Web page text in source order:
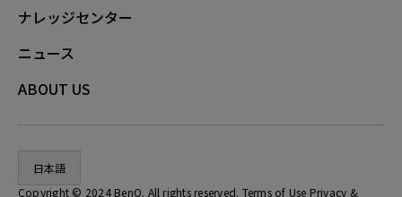
ナレッジセンター
ニュース
ABOUT US
日本語
Copyright © 2024 BenQ. All rights reserved. Terms of Use Privacy &